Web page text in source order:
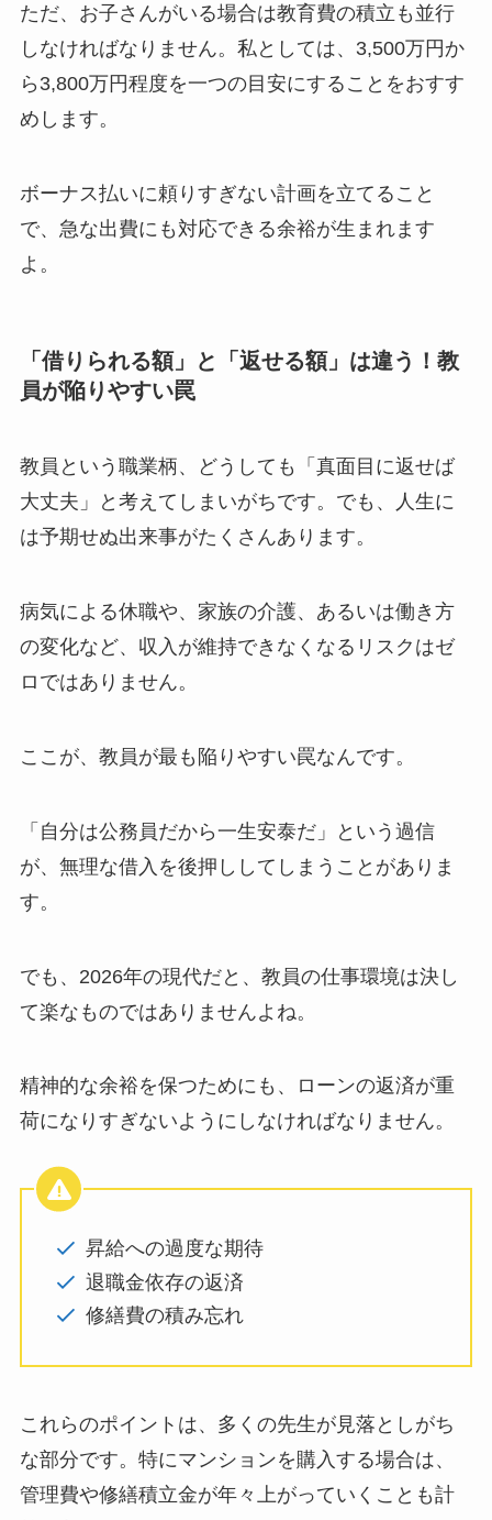
ただ、お子さんがいる場合は教育費の積立も並行
しなければなりません。私としては、3,500万円か
ら3,800万円程度を一つの目安にすることをおすす
めします。
ボーナス払いに頼りすぎない計画を立てること
で、急な出費にも対応できる余裕が生まれます
よ。
「借りられる額」と「返せる額」は違う！教
員が陥りやすい罠
教員という職業柄、どうしても「真面目に返せば
大丈夫」と考えてしまいがちです。でも、人生に
は予期せぬ出来事がたくさんあります。
病気による休職や、家族の介護、あるいは働き方
の変化など、収入が維持できなくなるリスクはゼ
ロではありません。
ここが、教員が最も陥りやすい罠なんです。
「自分は公務員だから一生安泰だ」という過信
が、無理な借入を後押ししてしまうことがありま
す。
でも、2026年の現代だと、教員の仕事環境は決し
て楽なものではありませんよね。
精神的な余裕を保つためにも、ローンの返済が重
荷になりすぎないようにしなければなりません。
昇給への過度な期待
退職金依存の返済
修繕費の積み忘れ
これらのポイントは、多くの先生が見落としがち
な部分です。特にマンションを購入する場合は、
管理費や修繕積立金が年々上がっていくことも計